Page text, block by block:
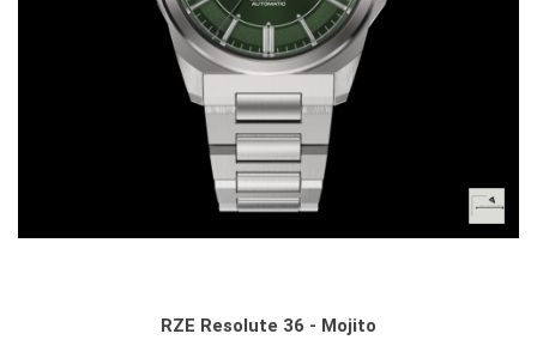
RZE Resolute 36 - Mojito